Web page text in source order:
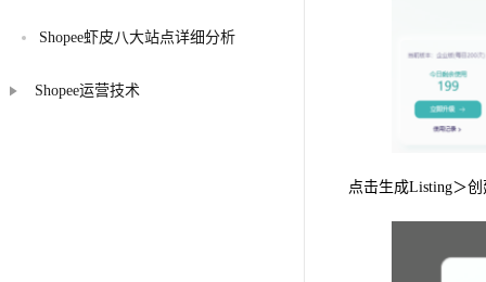
Shopee虾皮八大站点详细分析
Shopee运营技术
点击生成Listing＞